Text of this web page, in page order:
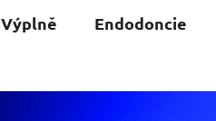
Výplně Endodoncie